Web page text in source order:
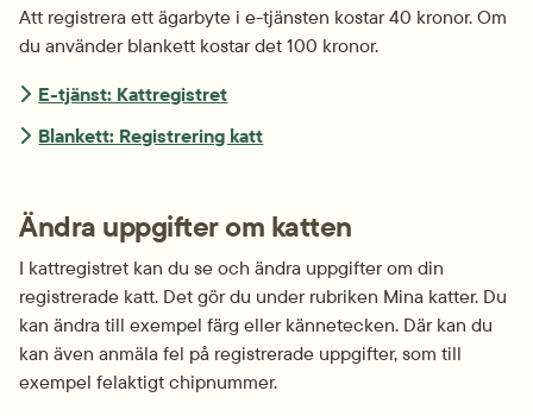
Att registrera ett ägarbyte i e-tjänsten kostar 40 kronor. Om
du använder blankett kostar det 100 kronor.
E-tjänst: Kattregistret
Blankett: Registrering katt
Ändra uppgifter om katten
I kattregistret kan du se och ändra uppgifter om din
registrerade katt. Det gör du under rubriken Mina katter. Du
kan ändra till exempel färg eller kännetecken. Där kan du
kan även anmäla fel på registrerade uppgifter, som till
exempel felaktigt chipnummer.